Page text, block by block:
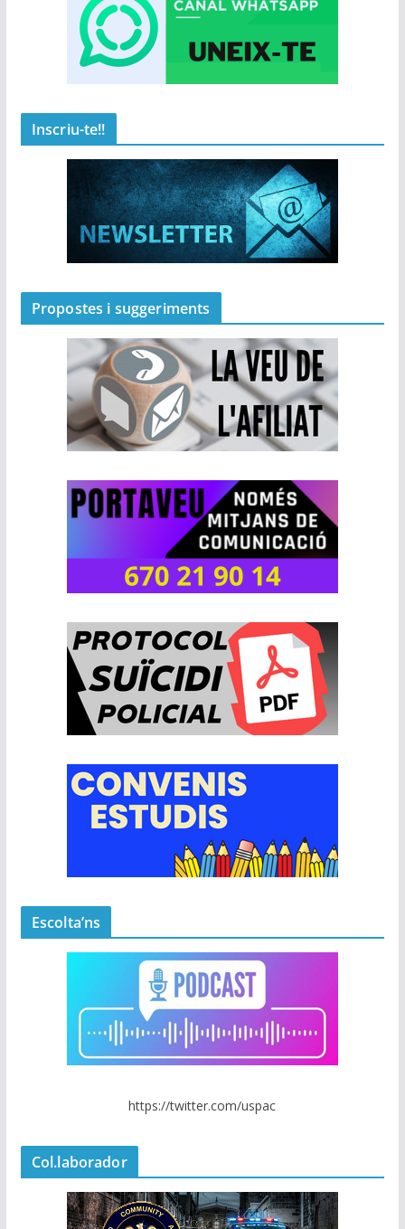
Inscriu-te!!
Propostes i suggeriments
Escolta’ns
https://twitter.com/uspac
Col.laborador